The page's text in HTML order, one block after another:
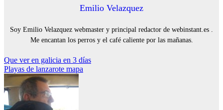
Emilio Velazquez
Soy Emilio Velazquez webmaster y principal redactor de webinstant.es .
Me encantan los perros y el café caliente por las mañanas.
Navegación
de
entradas
Que ver en galicia en 3 días
Playas de lanzarote mapa